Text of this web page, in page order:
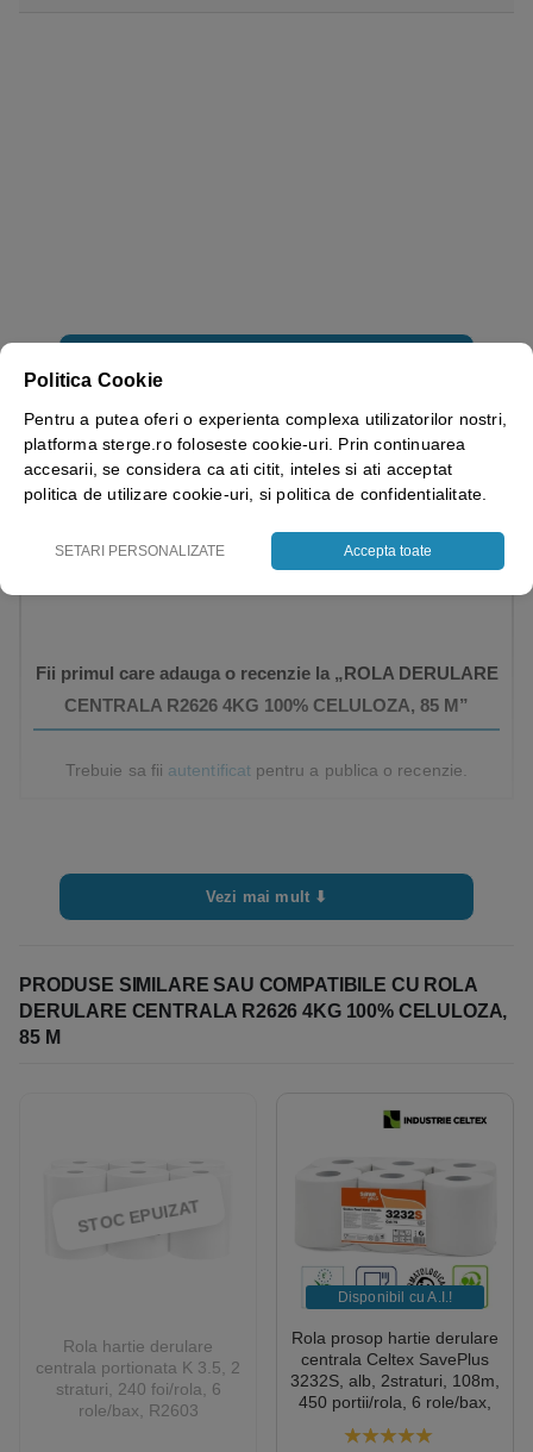
RECENZII
Nu exista inca recenzii.
Fii primul care adauga o recenzie la „ROLA DERULARE
CENTRALA R2626 4KG 100% CELULOZA, 85 M”
Trebuie sa fii autentificatpentru a publica o recenzie.
Vezi mai mult ⬇
PRODUSE SIMILARE SAU COMPATIBILE CU ROLA
DERULARE CENTRALA R2626 4KG 100% CELULOZA,
85 M
STOC EPUIZAT
Rola hartie derulare
centrala portionata K 3.5, 2
straturi, 240 foi/rola, 6
role/bax, R2603
Disponibil cu A.I.​!
Rola prosop hartie derulare
centrala Celtex SavePlus
3232S, alb, 2straturi, 108m,
450 portii/rola, 6 role/bax,
certificata pentru industria
alimentara, Ecolabel
Politica Cookie
Pentru a putea oferi o experienta complexa utilizatorilor nostri,
platforma sterge.ro foloseste cookie-uri. Prin continuarea
accesarii, se considera ca ati citit, inteles si ati acceptat
politica de utilizare cookie-uri, si politica de confidentialitate.
SETARI PERSONALIZATE Accepta toate